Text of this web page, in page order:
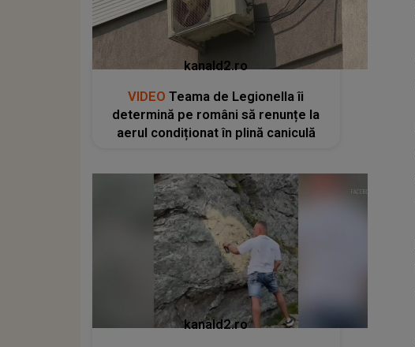
kanald2.ro
VIDEO Teama de Legionella îi
determină pe români să renunțe la
aerul condiționat în plină caniculă
kanald2.ro